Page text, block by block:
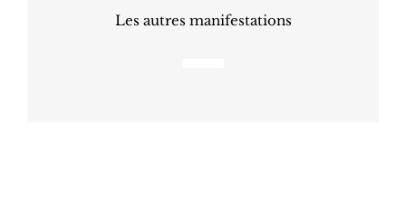
Les autres manifestations